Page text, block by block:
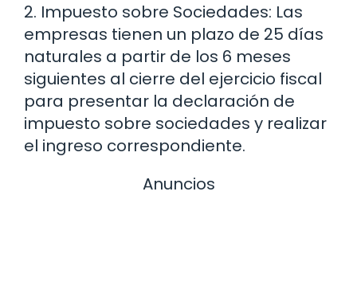
2. Impuesto sobre Sociedades: Las
empresas tienen un plazo de 25 días
naturales a partir de los 6 meses
siguientes al cierre del ejercicio fiscal
para presentar la declaración de
impuesto sobre sociedades y realizar
el ingreso correspondiente.
Anuncios